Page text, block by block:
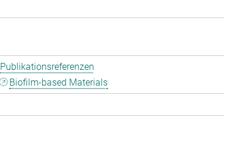
Publikationsreferenzen
Biofilm-based Materials